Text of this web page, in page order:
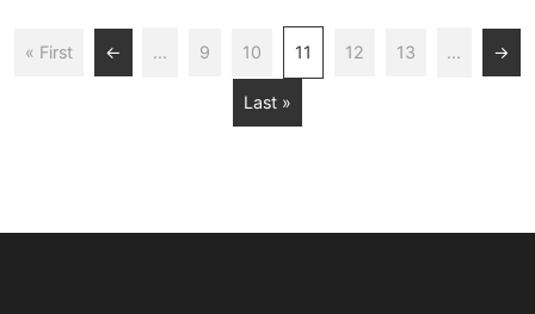
« First ← ... 9 10 11 12 13 ... →
Last »